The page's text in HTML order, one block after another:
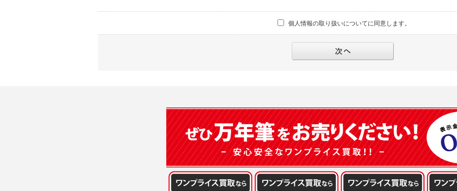
・お問合せへの対応のため
(2)法令等により開示を求められた場合。
(3)ご本人または公衆の生命、身体又は財産の保護のために必要がある場合であって、本人の同
(4)国の機関若しくは地方公共団体又はその委託を受けた者が法令の定める事務を遂行すること
本人の同意を得ることにより当該事務の遂行に支障を及ぼすおそれがあるとき。
(5)業務を円滑に進めるために、外部業者に個人データの一部又は全部の処理を委託する場合（
の安全管理が図られるように、委託先に対する必要かつ適切な監督を行ないます）。
個人情報の取り扱いについてに同意します。